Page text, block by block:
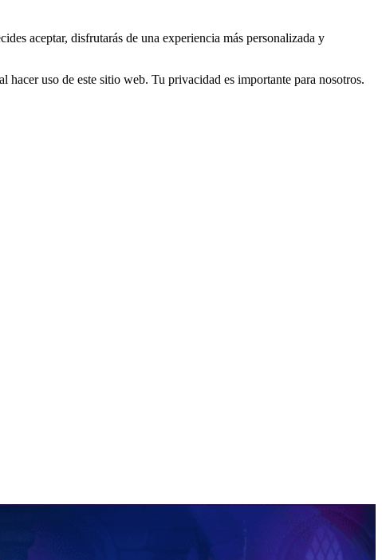
aceptar, disfrutarás de una experiencia más personalizada y
uso de este sitio web. Tu privacidad es importante para nosotros.